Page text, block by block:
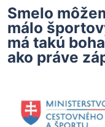
Smelo
málo
má takú
ako práve